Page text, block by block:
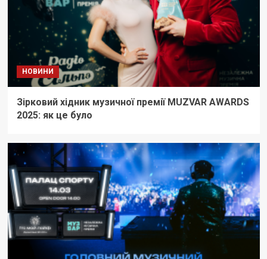
НОВИНИ
Зірковий хідник музичної премії MUZVAR AWARDS
2025: як це було